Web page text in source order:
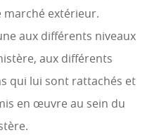
marché extérieur.
aux différents niveaux
aux différents
qui lui sont rattachés et
en œuvre au sein du